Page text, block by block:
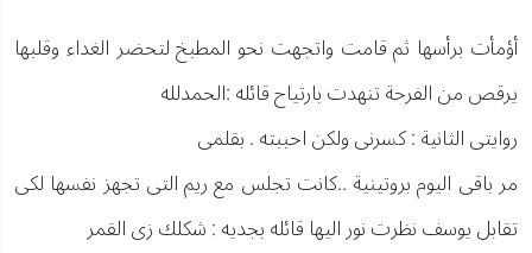
أؤمأت برأسها ثم قامت واتجهت نحو المطبخ لتحضر الغداء وقلبها
يرقص من الفرحة تنهدت بارتياح قائله :الحمدلله
روايتى الثانية : كسرنى ولكن احببته . بقلمى
مر باقى اليوم بروتينية ..كانت تجلس مع ريم التى تجهز نفسها لكى
تقابل يوسف نظرت نور اليها قائله بجديه : شكلك زى القمر